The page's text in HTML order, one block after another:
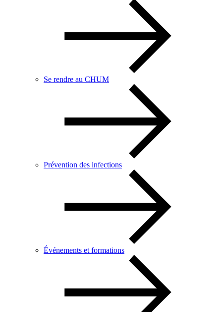
Se rendre au CHUM
Prévention des infections
Événements et formations